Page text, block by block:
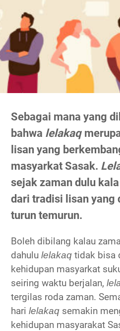
Sebagai mana yang
bahwa lelakaq
lisan yang
masyarkat Sasak.
sejak zaman dulu
dari tradisi lisan yang
turun temurun.
Boleh dibilang kalau
dahulu lelakaq tidak bisa
kehidupan masyarkat
seiring waktu berjalan,
tergilas roda zaman.
hari lelakaq semakin
kehidupan masyarakat